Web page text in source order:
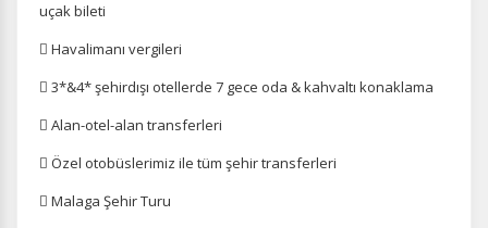
uçak bileti
 Havalimanı vergileri
 3*&4* şehirdışı otellerde 7 gece oda & kahvaltı konaklama
 Alan-otel-alan transferleri
 Özel otobüslerimiz ile tüm şehir transferleri
 Malaga Şehir Turu